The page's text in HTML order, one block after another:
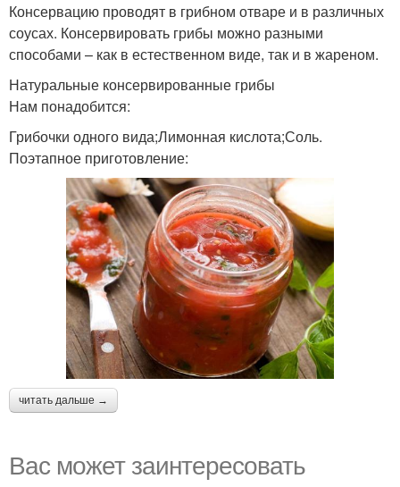
Консервацию проводят в грибном отваре и в различных
соусах. Консервировать грибы можно разными
способами – как в естественном виде, так и в жареном.
Натуральные консервированные грибы
Нам понадобится:
Грибочки одного вида;Лимонная кислота;Соль.
Поэтапное приготовление:
читать дальше →
Вас может заинтересовать